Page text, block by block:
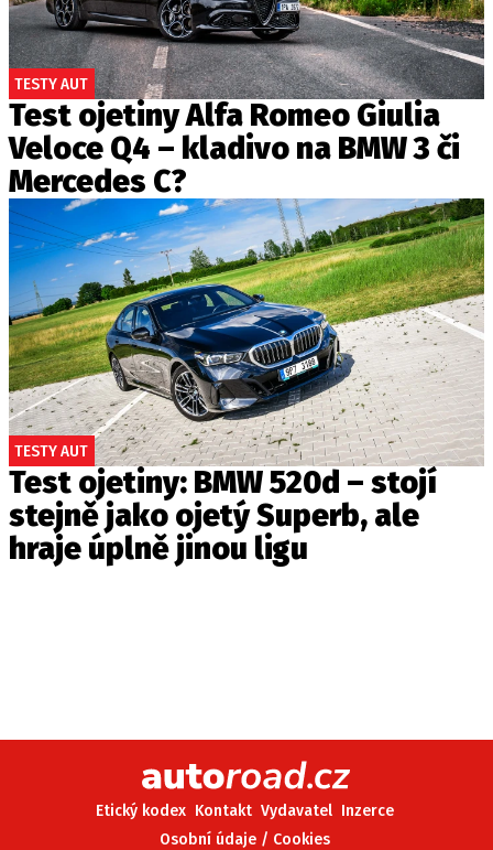
TESTY AUT
Test ojetiny Alfa Romeo Giulia
Veloce Q4 – kladivo na BMW 3 či
Mercedes C?
TESTY AUT
Test ojetiny: BMW 520d – stojí
stejně jako ojetý Superb, ale
hraje úplně jinou ligu
Etický kodex Kontakt Vydavatel Inzerce
Osobní údaje / Cookies